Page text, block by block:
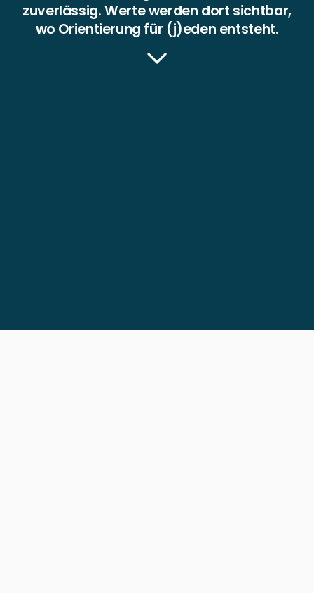
zuverlässig. Werte werden dort sichtbar,
wo Orientierung für (j)eden entsteht.